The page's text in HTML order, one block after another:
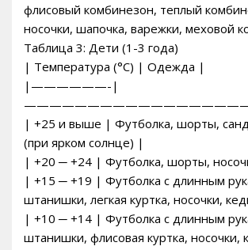
флисовый комбинезон, теплый
носочки, шапочка, варежки, меховой
Таблица 3: Дети (1-3 года)
| Температура (°C) | Одежда |
|——————-|
| +25 и выше | Футболка, шорты,
(при ярком солнце) |
| +20 ─ +24 | Футболка, шорты,
| +15 ─ +19 | Футболка с длинным
штанишки, легкая куртка, носочки,
| +10 ─ +14 | Футболка с длинным
штанишки, флисовая куртка, носочки,